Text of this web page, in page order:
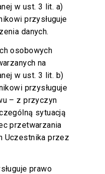
w ust. 3 lit. a)
przysługuje
danych.
osobowych
na
w ust. 3 lit. b)
przysługuje
– z przyczyn
sytuacją
przetwarzania
Uczestnika przez
prawo